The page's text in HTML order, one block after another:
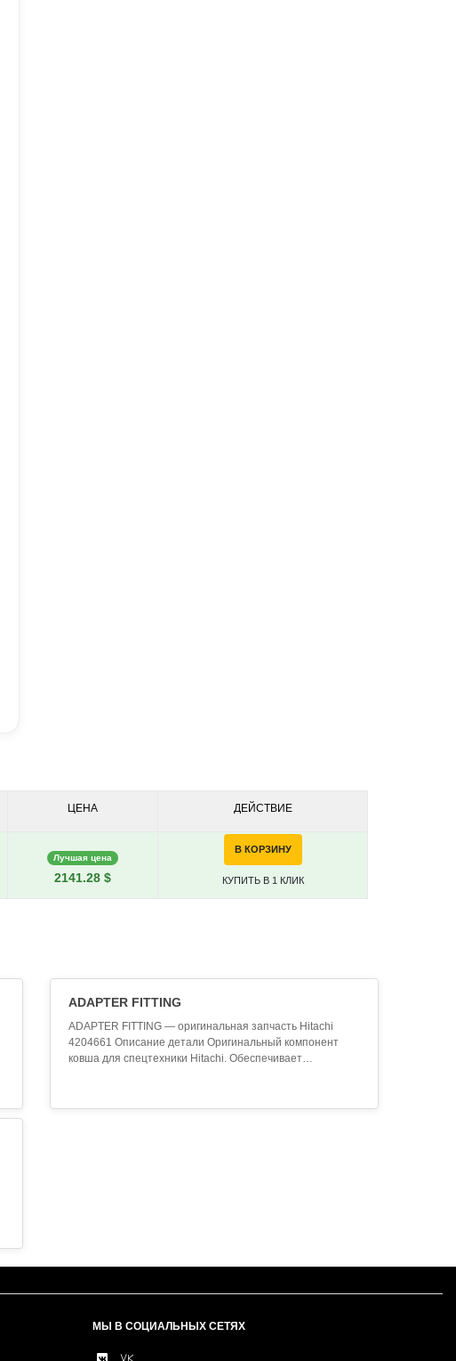
ЦЕНА ДЕЙСТВИЕ
Лучшая цена
2141.28 $
В КОРЗИНУ
КУПИТЬ В 1 КЛИК
ADAPTER FITTING
ADAPTER FITTING — оригинальная запчасть Hitachi
4204661 Описание детали Оригинальный компонент
ковша для спецтехники Hitachi. Обеспечивает
Производитель: Hitachi Артикул (SKU): 4204661
МЫ В СОЦИАЛЬНЫХ СЕТЯХ